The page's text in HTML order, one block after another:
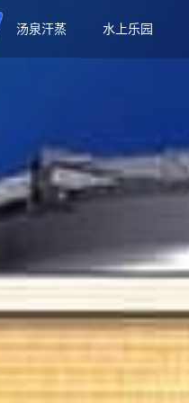
汤泉汗蒸 水上乐园